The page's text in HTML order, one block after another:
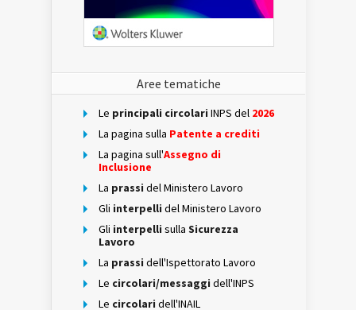
Aree tematiche
Le principali circolari INPS del 2026
La pagina sulla Patente a crediti
La pagina sull'Assegno di
Inclusione
La prassi del Ministero Lavoro
Gli interpelli del Ministero Lavoro
Gli interpelli sulla Sicurezza
Lavoro
La prassi dell'Ispettorato Lavoro
Le circolari/messaggi dell'INPS
Le circolari dell'INAIL